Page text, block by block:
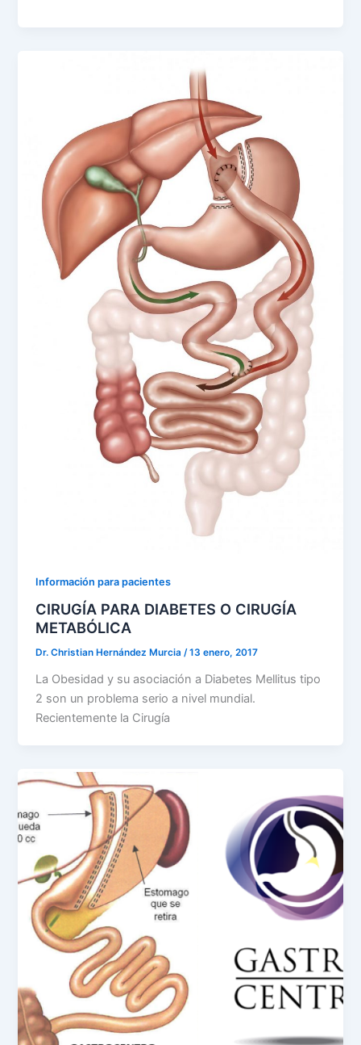
Información para pacientes
CIRUGÍA PARA DIABETES O CIRUGÍA
METABÓLICA
Dr. Christian Hernández Murcia/13 enero, 2017
La Obesidad y su asociación a Diabetes Mellitus tipo
2 son un problema serio a nivel mundial.
Recientemente la Cirugía